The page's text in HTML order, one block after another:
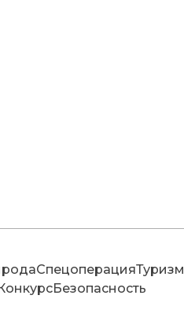
СпецоперацияТуризм
КонкурсБезопасность